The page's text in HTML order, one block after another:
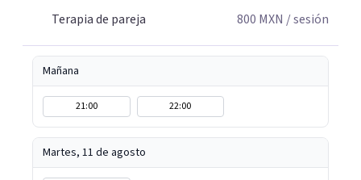
Terapia de pareja
800 MXN / sesión
Mañana
21:00 22:00
Martes, 11 de agosto